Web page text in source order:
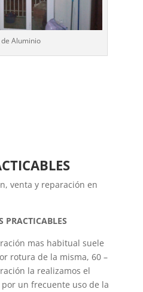
Aluminio
venta y reparación en
PRACTICABLES
mas habitual suele
rotura de la misma, 60 –
la realizamos el
un frecuente uso de la